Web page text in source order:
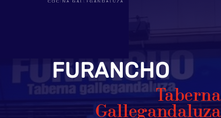
FURANCHO
Taberna
Gallegandaluza